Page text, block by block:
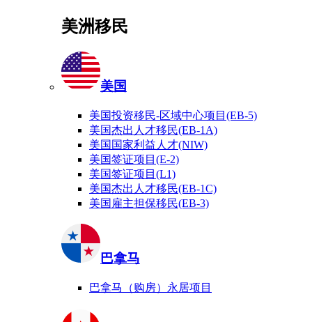
美洲移民
美国
美国投资移民-区域中心项目(EB-5)
美国杰出人才移民(EB-1A)
美国国家利益人才(NIW)
美国签证项目(E-2)
美国签证项目(L1)
美国杰出人才移民(EB-1C)
美国雇主担保移民(EB-3)
巴拿马
巴拿马（购房）永居项目